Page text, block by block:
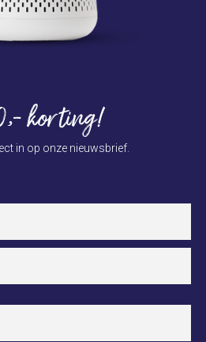
korting!
in op onze nieuwsbrief.